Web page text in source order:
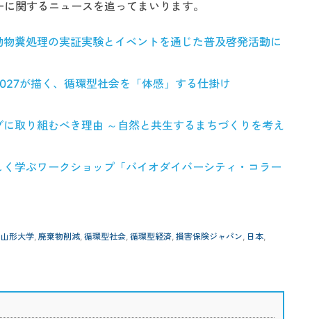
関するニュースを追ってまいります。
糞処理の実証実験とイベントを通じた普及啓発活動に
が描く、循環型社会を「体感」する仕掛け
取り組むべき理由 ～自然と共生するまちづくりを考え
学ぶワークショップ「バイオダイバーシティ・コラー
山形大学, 廃棄物削減, 循環型社会, 循環型経済, 損害保険ジャパン, 日本,